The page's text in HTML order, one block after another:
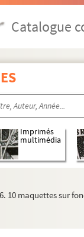
Catalogue
Imprimés
multimédia
10 maquettes sur